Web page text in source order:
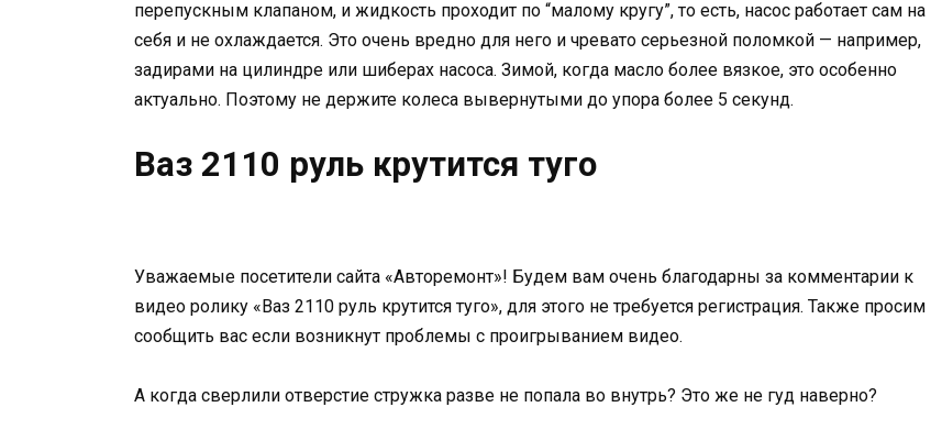
перепускным клапаном, и жидкость проходит по “малому кругу”, то есть, насос работает сам на
себя и не охлаждается. Это очень вредно для него и чревато серьезной поломкой — например,
задирами на цилиндре или шиберах насоса. Зимой, когда масло более вязкое, это особенно
актуально. Поэтому не держите колеса вывернутыми до упора более 5 секунд.
Ваз 2110 руль крутится туго
Уважаемые посетители сайта «Авторемонт»! Будем вам очень благодарны за комментарии к
видео ролику «Ваз 2110 руль крутится туго», для этого не требуется регистрация. Также просим
сообщить вас если возникнут проблемы с проигрыванием видео.
А когда сверлили отверстие стружка разве не попала во внутрь? Это же не гуд наверно?